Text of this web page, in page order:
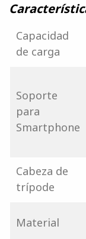
Capacidad
de carga
Soporte
para
Smartphone
Cabeza de
trípode
Material